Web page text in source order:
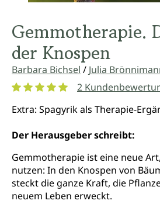
Gemmotherapie.
der Knospen
Barbara Bichsel / Julia
2
Extra: Spagyrik als Therapie-
Der Herausgeber schreibt:
Gemmotherapie ist eine neue
nutzen: In den Knospen von
steckt die ganze Kraft, die
neuem Leben erweckt.